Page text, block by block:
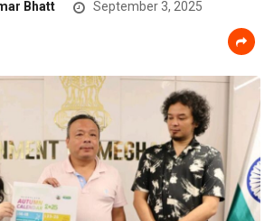
Bhatt September 3, 2025